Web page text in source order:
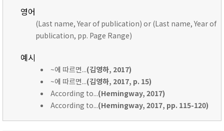
영어
(Last name, Year of publication) or (Last name, Year of
publication, pp. Page Range)
예시
~에 따르면...(김영하, 2017)
~에 따르면...(김영하, 2017, p. 15)
According to...(Hemingway, 2017)
According to...(Hemingway, 2017, pp. 115-120)